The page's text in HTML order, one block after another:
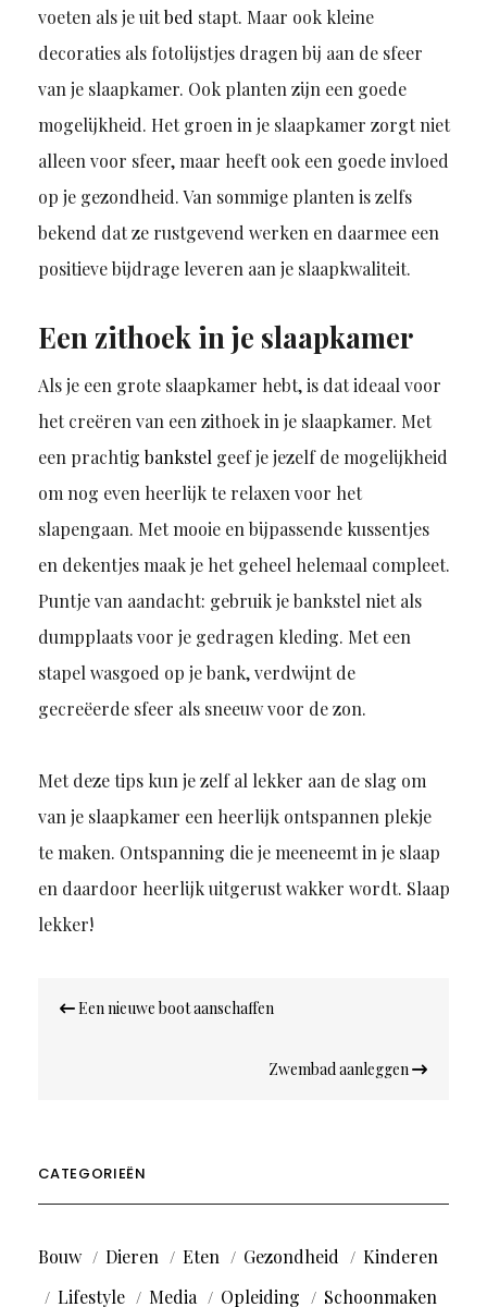
voeten als je uitbed stapt. Maar ook kleine
decoraties als fotolijstjes dragen bij aan de sfeer
van je slaapkamer. Ook planten zijn een goede
mogelijkheid. Het groen in je slaapkamer zorgt niet
alleen voor sfeer, maar heeft ook een goede invloed
op je gezondheid. Van sommige planten is zelfs
bekend dat ze rustgevend werken en daarmee een
positieve bijdrage leveren aan je slaapkwaliteit.
Een zithoek in je slaapkamer
Als je een grote slaapkamer hebt, is dat ideaal voor
het creëren van een zithoek in je slaapkamer. Met
een prachtig bankstel geef je jezelf de mogelijkheid
om nog even heerlijk te relaxen voor het
slapengaan. Met mooie en bijpassende kussentjes
en dekentjes maak je het geheel helemaal compleet.
Puntje van aandacht: gebruik je bankstel niet als
dumpplaats voor je gedragen kleding. Met een
stapel wasgoed op je bank, verdwijnt de
gecreëerde sfeer als sneeuw voor de zon.
Met deze tips kun je zelf al lekker aan de slag om
van je slaapkamer een heerlijk ontspannen plekje
te maken. Ontspanning die je meeneemt in je slaap
en daardoor heerlijk uitgerust wakker wordt. Slaap
lekker!
navigatie
Een nieuwe boot aanschaffen
Zwembad aanleggen
CATEGORIEËN
Bouw Dieren Eten Gezondheid
Kinderen
Lifestyle
Media Opleiding Schoonmaken